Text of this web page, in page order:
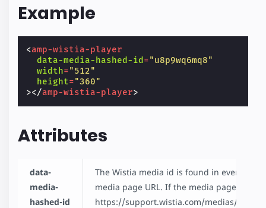
Example
<amp-wistia-player
data-media-hashed-id ="u8p9wq6mq8"
width="512"
height="360"
></amp-wistia-player>
Attributes
data-
media-
hashed-id
The Wistia media id is found in every
media page URL. If the media page URL is
https://support.wistia.com/medias/